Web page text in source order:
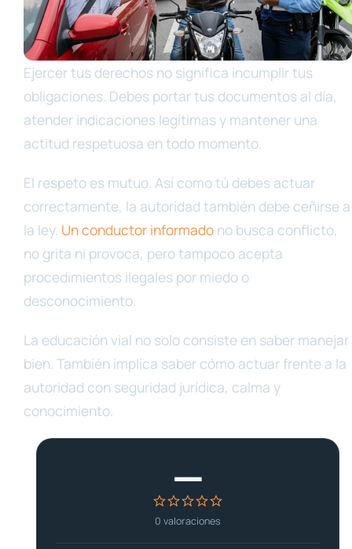
Ejercer tus derechos no significa incumplir tus
obligaciones. Debes portar tus documentos al día,
atender indicaciones legítimas y mantener una
actitud respetuosa en todo momento.
El respeto es mutuo. Así como tú debes actuar
correctamente, la autoridad también debe ceñirse a
la ley. Un conductor informado no busca conflicto,
no grita ni provoca, pero tampoco acepta
procedimientos ilegales por miedo o
desconocimiento.
La educación vial no solo consiste en saber manejar
bien. También implica saber cómo actuar frente a la
autoridad con seguridad jurídica, calma y
conocimiento.
—
0 valoraciones